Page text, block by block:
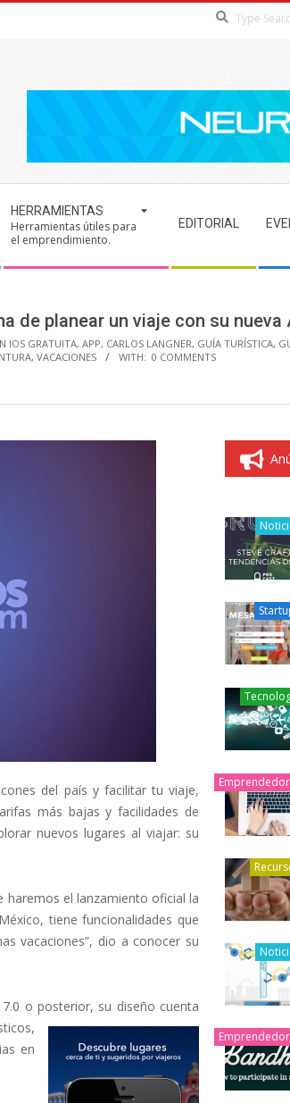
HERRAMIENTAS
Herramientas útiles para
el emprendimiento.
EDITORIAL
de planear un viaje con su nueva
IOS GRATUITA, APP, CARLOS LANGNER, GUÍA TURÍSTICA,
, VACACIONES WITH: 0 COMMENTS
del país y facilitar tu viaje,
más bajas y facilidades de
nuevos lugares al viajar: su
haremos el lanzamiento oficial la
tiene funcionalidades que
vacaciones”, dio a conocer su
o posterior, su diseño cuenta
en